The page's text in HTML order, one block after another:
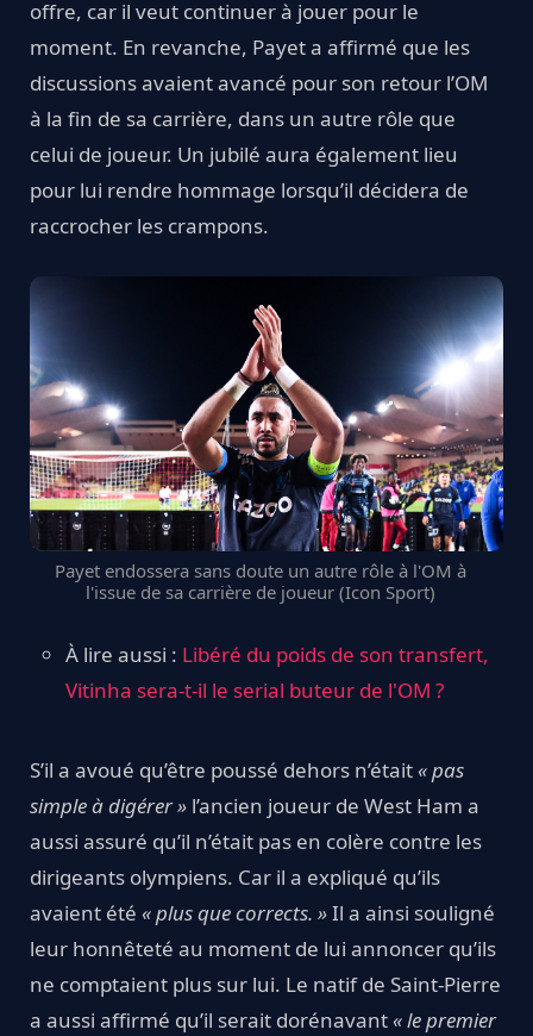
offre, car il veut continuer à jouer pour le
moment. En revanche, Payet a affirmé que les
discussions avaient avancé pour son retour l’OM
à la fin de sa carrière, dans un autre rôle que
celui de joueur. Un jubilé aura également lieu
pour lui rendre hommage lorsqu’il décidera de
raccrocher les crampons.
Payet endossera sans doute un autre rôle à l'OM à
l'issue de sa carrière de joueur (Icon Sport)
À lire aussi : Libéré du poids de son transfert,
Vitinha sera-t-il le serial buteur de l'OM ?
S’il a avoué qu’être poussé dehors n’était« pas
simple à digérer » l’ancien joueur de West Ham a
aussi assuré qu’il n’était pas en colère contre les
dirigeants olympiens. Car il a expliqué qu’ils
avaient été « plus que corrects. »Il a ainsi souligné
leur honnêteté au moment de lui annoncer qu’ils
ne comptaient plus sur lui. Le natif de Saint-Pierre
a aussi affirmé qu’il serait dorénavant« le premier